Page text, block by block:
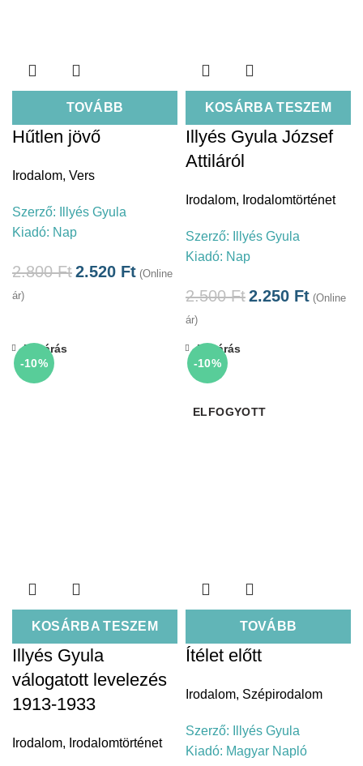
TOVÁBB
Hűtlen jövő
Irodalom, Vers
Szerző:
Illyés Gyula
Kiadó: Nap
2.800Ft2.520 Ft (Online
ár)
KOSÁRBA TESZEM
Illyés Gyula József
Attiláról
Irodalom, Irodalomtörténet
Szerző:
Illyés Gyula
Kiadó: Nap
2.500Ft2.250 Ft (Online
ár)
-10%
KOSÁRBA TESZEM
Bezárás
Illyés Gyula
válogatott levelezés
1913-1933
Irodalom, Irodalomtörténet
-10%
ELFOGYOTT
TOVÁBB
Bezárás
Ítélet előtt
Irodalom, Szépirodalom
Szerző:
Illyés Gyula
Kiadó: Magyar Napló